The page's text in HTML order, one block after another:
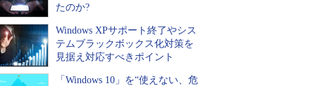
たのか?
Windows XPサポート終了やシス
テムブラックボックス化対策を
見据え対応すべきポイント
「Windows 10」を“使えない、危